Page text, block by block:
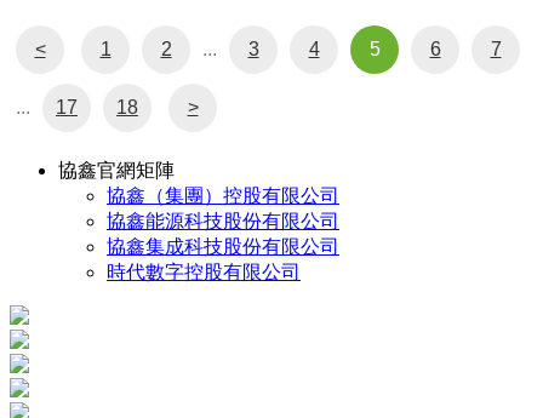
< 1 2 ... 3 4 5 6 7
... 17 18 >
協鑫官網矩陣
協鑫（集團）控股有限公司
協鑫能源科技股份有限公司
協鑫集成科技股份有限公司
時代數字控股有限公司